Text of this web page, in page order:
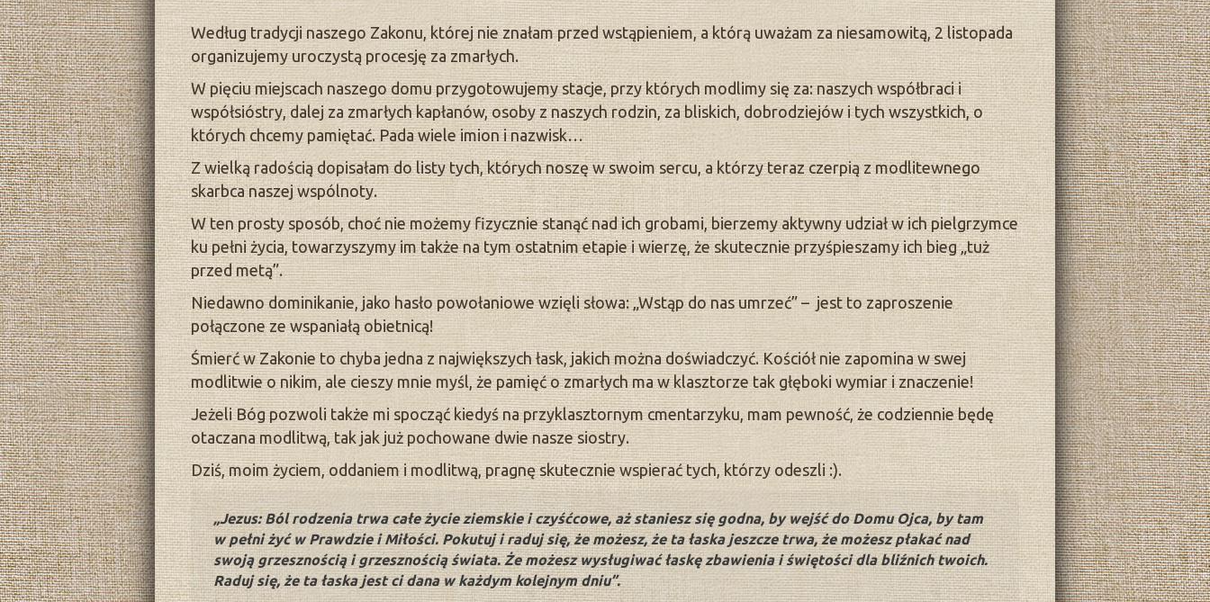
Według tradycji naszego Zakonu, której nie znałam przed wstąpieniem, a którą uważam za niesamowitą, 2 listopada
organizujemy uroczystą procesję za zmarłych.
W pięciu miejscach naszego domu przygotowujemy stacje, przy których modlimy się za: naszych współbraci i
współsióstry, dalej za zmarłych kapłanów, osoby z naszych rodzin, za bliskich, dobrodziejów i tych wszystkich, o
których chcemy pamiętać. Pada wiele imion i nazwisk…
Z wielką radością dopisałam do listy tych, których noszę w swoim sercu, a którzy teraz czerpią z modlitewnego
skarbca naszej wspólnoty.
W ten prosty sposób, choć nie możemy fizycznie stanąć nad ich grobami, bierzemy aktywny udział w ich pielgrzymce
ku pełni życia, towarzyszymy im także na tym ostatnim etapie i wierzę, że skutecznie przyśpieszamy ich bieg „tuż
przed metą”.
Niedawno dominikanie, jako hasło powołaniowe wzięli słowa: „Wstąp do nas umrzeć” – jest to zaproszenie
połączone ze wspaniałą obietnicą!
Śmierć w Zakonie to chyba jedna z największych łask, jakich można doświadczyć. Kościół nie zapomina w swej
modlitwie o nikim, ale cieszy mnie myśl, że pamięć o zmarłych ma w klasztorze tak głęboki wymiar i znaczenie!
Jeżeli Bóg pozwoli także mi spocząć kiedyś na przyklasztornym cmentarzyku, mam pewność, że codziennie będę
otaczana modlitwą, tak jak już pochowane dwie nasze siostry.
Dziś, moim życiem, oddaniem i modlitwą, pragnę skutecznie wspierać tych, którzy odeszli :).
„Jezus: Ból rodzenia trwa całe życie ziemskie i czyśćcowe, aż staniesz się godna, by wejść do Domu Ojca, by tam
w pełni żyć w Prawdzie i Miłości. Pokutuj i raduj się, że możesz, że ta łaska jeszcze trwa, że możesz płakać nad
swoją grzesznością i grzesznością świata. Że możesz wysługiwać łaskę zbawienia i świętości dla bliźnich twoich.
Raduj się, że ta łaska jest ci dana w każdym kolejnym dniu”.